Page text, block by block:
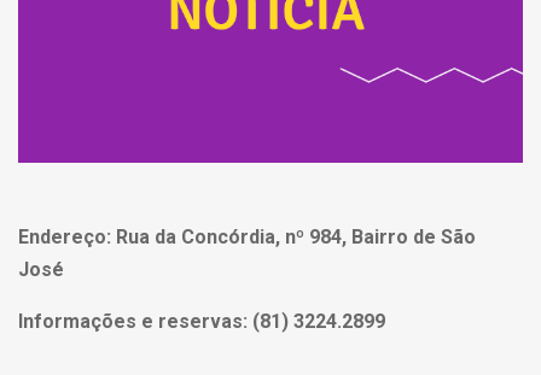
Endereço: Rua da Concórdia, nº 984, Bairro de São
José
Informações e reservas: (81) 3224.2899